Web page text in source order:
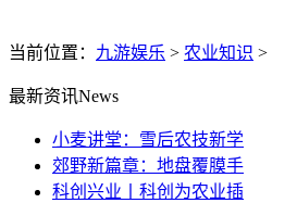
当前位置： 九游娱乐 > 农业知识 >
最新资讯News
小麦讲堂：雪后农技新学
郊野新篇章：地盘覆膜手
科创兴业丨科创为农业插